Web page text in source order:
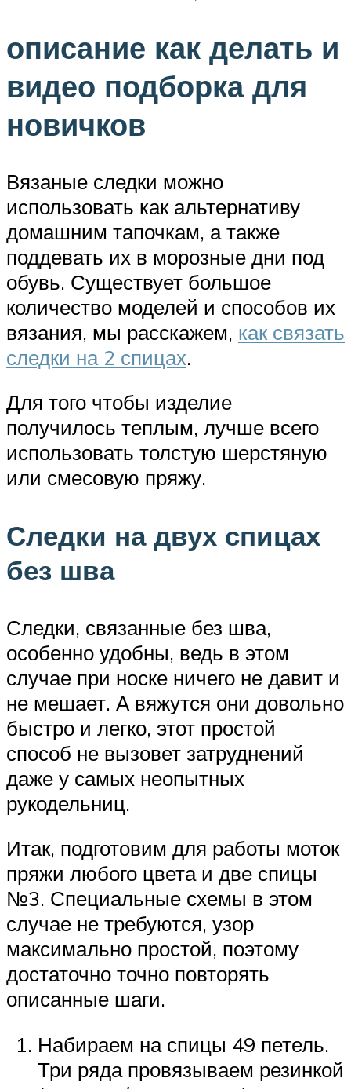
описание как делать и
видео подборка для
новичков
Вязаные следки можно
использовать как альтернативу
домашним тапочкам, а также
поддевать их в морозные дни под
обувь. Существует большое
количество моделей и способов их
вязания, мы расскажем, как связать
следки на 2 спицах.
Для того чтобы изделие
получилось теплым, лучше всего
использовать толстую шерстяную
или смесовую пряжу.
Следки на двух спицах
без шва
Следки, связанные без шва,
особенно удобны, ведь в этом
случае при носке ничего не давит и
не мешает. А вяжутся они довольно
быстро и легко, этот простой
способ не вызовет затруднений
даже у самых неопытных
рукодельниц.
Итак, подготовим для работы моток
пряжи любого цвета и две спицы
№3. Специальные схемы в этом
случае не требуются, узор
максимально простой, поэтому
достаточно точно повторять
описанные шаги.
Набираем на спицы 49 петель.
Три ряда провязываем резинкой